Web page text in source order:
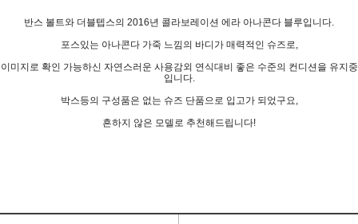
반스 볼트와 더블텝스의 2016년 콜라보레이션 에라 아나콘다 블루입니다.
포스있는 아나콘다 가죽 느낌의 바디가 매력적인 슈즈로,
이미지로 확인 가능하신 자연스러운 사용감외 연식대비 좋은 수준의 컨디션을 유지중
입니다.
박스등의 구성품은 없는 슈즈 단품으로 입고가 되었구요,
흔하지 않은 모델로 추천해드립니다!